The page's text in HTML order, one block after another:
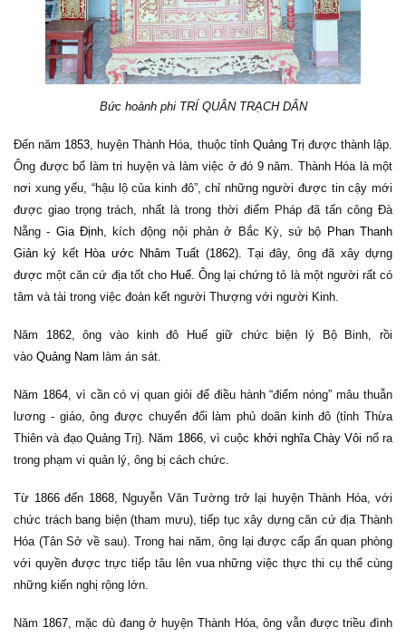
Bức hoành phi TRÍ QUÂN TRẠCH DÂN
Đến năm 1853, huyện Thành Hóa, thuộc tỉnh Quảng Trị được thành lập.
Ông được bổ làm tri huyện và làm việc ở đó 9 năm. Thành Hóa là một
nơi xung yếu, “hậu lộ của kinh đô”, chỉ những người được tin cậy mới
được giao trọng trách, nhất là trong thời điểm Pháp đã tấn công Đà
Nẵng - Gia Định, kích động nội phản ở Bắc Kỳ, sứ bộ Phan Thanh
Giản ký kết Hòa ước Nhâm Tuất (1862). Tại đây, ông đã xây dựng
được một căn cứ địa tốt cho Huế. Ông lại chứng tỏ là một người rất có
tâm và tài trong việc đoàn kết người Thượng với người Kinh.
Năm 1862, ông vào kinh đô Huế giữ chức biện lý Bộ Binh, rồi
vào Quảng Nam làm án sát.
Năm 1864, vì cần có vị quan giỏi để điều hành “điểm nóng” mâu thuẫn
lương - giáo, ông được chuyển đổi làm phủ doãn kinh đô (tỉnh Thừa
Thiên và đạo Quảng Trị). Năm 1866, vì cuộc khởi nghĩa Chày Vôi nổ ra
trong phạm vi quản lý, ông bị cách chức.
Từ 1866đến 1868, Nguyễn Văn Tường trở lại huyện Thành Hóa, với
chức trách bang biện (tham mưu), tiếp tục xây dựng căn cứ địa Thành
Hóa (Tân Sở về sau). Trong hai năm, ông lại được cấp ấn quan phòng
với quyền được trực tiếp tâu lên vua những việc thực thi cụ thể cùng
những kiến nghị rộng lớn.
Năm 1867, mặc dù đang ở huyện Thành Hóa, ông vẫn được triều đình